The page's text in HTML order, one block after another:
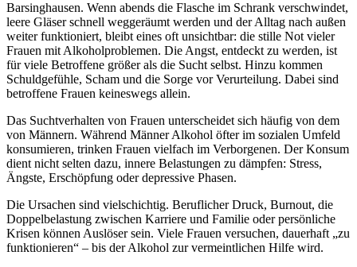
Barsinghausen. Wenn abends die Flasche im Schrank verschwindet,
leere Gläser schnell weggeräumt werden und der Alltag nach außen
weiter funktioniert, bleibt eines oft unsichtbar: die stille Not vieler
Frauen mit Alkoholproblemen. Die Angst, entdeckt zu werden, ist
für viele Betroffene größer als die Sucht selbst. Hinzu kommen
Schuldgefühle, Scham und die Sorge vor Verurteilung. Dabei sind
betroffene Frauen keineswegs allein.
Das Suchtverhalten von Frauen unterscheidet sich häufig von dem
von Männern. Während Männer Alkohol öfter im sozialen Umfeld
konsumieren, trinken Frauen vielfach im Verborgenen. Der Konsum
dient nicht selten dazu, innere Belastungen zu dämpfen: Stress,
Ängste, Erschöpfung oder depressive Phasen.
Die Ursachen sind vielschichtig. Beruflicher Druck, Burnout, die
Doppelbelastung zwischen Karriere und Familie oder persönliche
Krisen können Auslöser sein. Viele Frauen versuchen, dauerhaft „zu
funktionieren“ – bis der Alkohol zur vermeintlichen Hilfe wird.